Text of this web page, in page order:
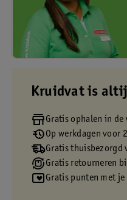
Kruidvat is
Gratis ophalen in de
Op werkdagen voor
Gratis thuisbezorgd
Gratis retourneren
Gratis punten met